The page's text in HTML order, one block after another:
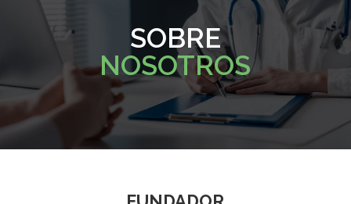
SOBRE
NOSOTROS